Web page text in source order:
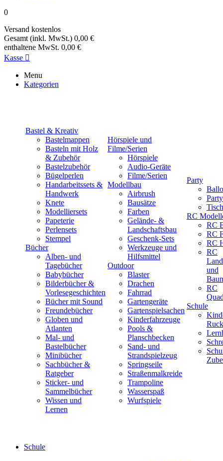
0
Versand kostenlos
Gesamt (inkl. MwSt.) 0,00 €
enthaltene MwSt. 0,00 €
Kasse 
Menu
Kategorien
Bastel & Kreativ
Bastelmappen
Basteln mit Holz
& Zubehör
Bastelzubehör
Bügelperlen
Handarbeitssets &
Handwerk
Knete
Modelliersets
Papeterie
Perlensets
Stempel
Bücher
Alben- und
Tagebücher
Babybücher
Bilderbücher &
Vorlesegeschichten
Bücher mit Sound
Freundebücher
Globen und
Atlanten
Mal- und
Bastelbücher
Minibücher
Sachbücher &
Ratgeber
Sticker- und
Sammelbücher
Wissen und
Lernen
Hörspiele und
Filme/Serien
Hörspiele
Audio-Geräte
Filme/Serien
Modellbau
Airbrush
Bausätze
Farben
Gelände- &
Landschaftsbau
Geschenk-Sets
Werkzeuge und
Hilfsmittel
Outdoor
Blaster
Drachen
Fahrrad
Gartengeräte
Gartenspielsachen
Kinderfahrzeuge
Pools &
Planschbecken
Sand- und
Strandspielzeug
Springseile
Straßenmalkreide
Trampoline
Wasserspaß
Wurfspiele
Party
RC
RC
RC
RC
RC
und
RC
Schule
Schule